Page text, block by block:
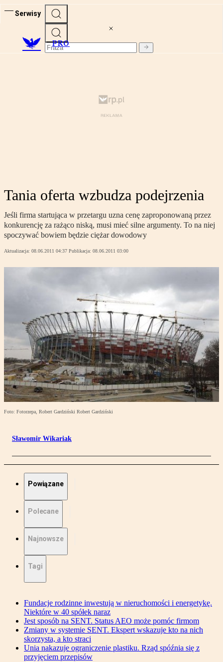
Serwisy
PRO
Tania oferta wzbudza podejrzenia
Jeśli firma startująca w przetargu uzna cenę zaproponowaną przez
konkurencję za rażąco niską, musi mieć silne argumenty. To na niej
spoczywać bowiem będzie ciężar dowodowy
Aktualizacja: 08.06.2011 04:37 Publikacja: 08.06.2011 03:00
Foto: Fotorzepa, Robert Gardziński Robert Gardziński
Sławomir Wikariak
Powiązane
Polecane
Najnowsze
Tagi
Fundacje rodzinne inwestują w nieruchomości i energetykę.
Niektóre w 40 spółek naraz
Jest sposób na SENT. Status AEO może pomóc firmom
Zmiany w systemie SENT. Ekspert wskazuje kto na nich
skorzysta, a kto straci
Unia nakazuje ograniczenie plastiku. Rząd spóźnia się z
przyjęciem przepisów